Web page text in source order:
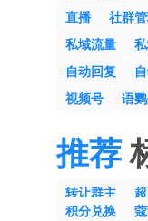
直播
社群
私域流量
自动回复
视频号
语
推荐
转让群主
积分兑换